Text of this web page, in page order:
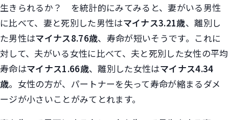
生きられるか？ を統計的にみてみると、妻がいる男性
に比べて、妻と死別した男性はマイナス3.21歳、離別し
た男性はマイナス8.76歳、寿命が短いそうです。これに
対して、夫がいる女性に比べて、夫と死別した女性の平均
寿命はマイナス1.66歳、離別した女性はマイナス4.34
歳。女性の方が、パートナーを失って寿命が縮まるダメ
ージが小さいことがみてとれます。